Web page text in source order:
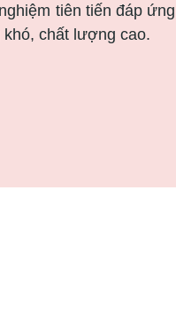
tiên tiến đáp ứng
chất lượng cao.